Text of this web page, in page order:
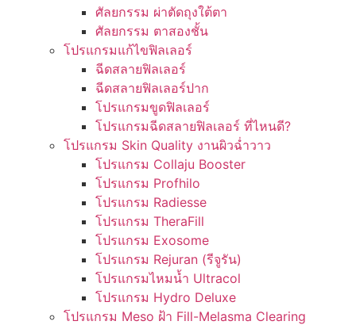
ศัลยกรรม ผ่าตัดถุงใต้ตา
ศัลยกรรม ตาสองชั้น
โปรแกรมแก้ไขฟิลเลอร์
ฉีดสลายฟิลเลอร์
ฉีดสลายฟิลเลอร์ปาก
โปรแกรมขูดฟิลเลอร์
โปรแกรมฉีดสลายฟิลเลอร์ ที่ไหนดี?
โปรแกรม Skin Quality งานผิวฉ่ำวาว
โปรแกรม Collaju Booster
โปรแกรม Profhilo
โปรแกรม Radiesse
โปรแกรม TheraFill
โปรแกรม Exosome
โปรแกรม Rejuran (รีจูรัน)
โปรแกรมไหมน้ำ Ultracol
โปรแกรม Hydro Deluxe
โปรแกรม Meso ฝ้า Fill-Melasma Clearing